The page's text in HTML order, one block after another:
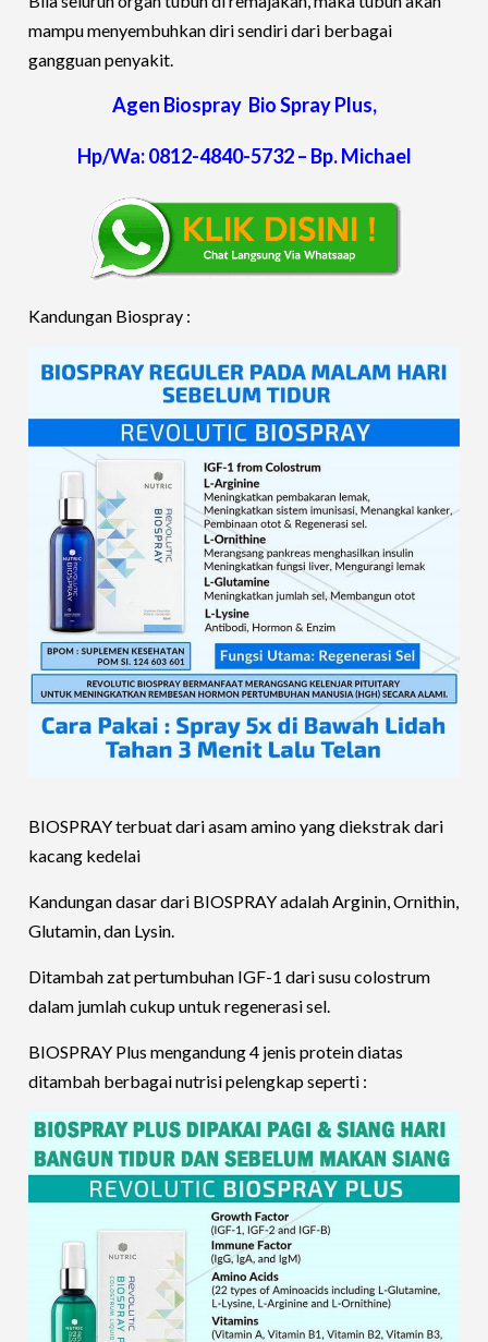
mampu menyembuhkan diri sendiri dari berbagai
gangguan penyakit.
Agen Biospray Bio Spray Plus,
Hp/Wa: 0812-4840-5732 – Bp. Michael
Kandungan Biospray :
BIOSPRAY terbuat dari asam amino yang diekstrak dari
kacang kedelai
Kandungan dasar dari BIOSPRAY adalah Arginin, Ornithin,
Glutamin, dan Lysin.
Ditambah zat pertumbuhan IGF-1 dari susu colostrum
dalam jumlah cukup untuk regenerasi sel.
BIOSPRAY Plus mengandung 4 jenis protein diatas
ditambah berbagai nutrisi pelengkap seperti :